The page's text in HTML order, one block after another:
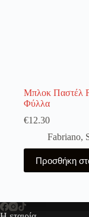
Μπλοκ Παστέλ
Φύλλα
€12.30
Fabriano,
Προσθήκη